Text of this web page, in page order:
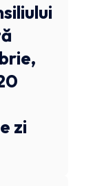
zi